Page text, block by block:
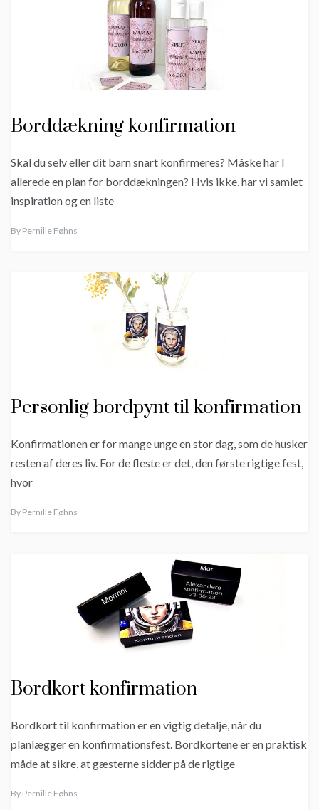
Borddækning konfirmation
Skal du selv eller dit barn snart konfirmeres? Måske har I
allerede en plan for borddækningen? Hvis ikke, har vi samlet
inspiration og en liste
By Pernille Føhns
Personlig bordpynt til konfirmation
Konfirmationen er for mange unge en stor dag, som de husker
resten af deres liv. For de fleste er det, den første rigtige fest,
hvor
By Pernille Føhns
Bordkort konfirmation
Bordkort til konfirmation er en vigtig detalje, når du
planlægger en konfirmationsfest. Bordkortene er en praktisk
måde at sikre, at gæsterne sidder på de rigtige
By Pernille Føhns